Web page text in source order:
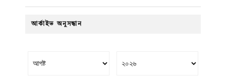
আর্কাইভ অনুসন্ধান